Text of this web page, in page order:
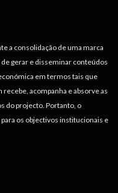
a consolidação de uma marca
de gerar e disseminar conteúdos
em termos tais que
acompanha e absorve as
do projecto. Portanto, o
os objectivos institucionais e